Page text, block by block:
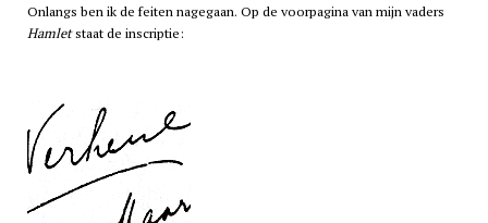
Onlangs ben ik de feiten nagegaan. Op de voorpagina van mijn vaders
Hamletstaat de inscriptie: